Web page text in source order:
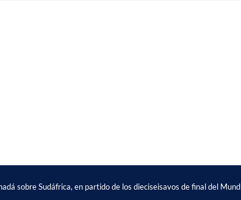
sobre Sudáfrica, en partido de los dieciseisavos de final del